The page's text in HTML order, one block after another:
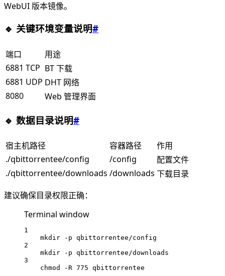
WebUI 版本镜像。
🔹 关键环境变量说明#
端口
用途
6881 TCP BT 下载
6881 UDP DHT 网络
8080
Web 管理界面
🔹 数据目录说明#
宿主机路径 容器路径
作用
./qbittorrentee/config
/config
配置文件
./qbittorrentee/downloads /downloads 下载目录
建议确保目录权限正确：
Terminal window
1
mkdir
-p
qbittorrentee/config
2
mkdir
-p
qbittorrentee/downloads
3
chmod
-R 775 qbittorrentee